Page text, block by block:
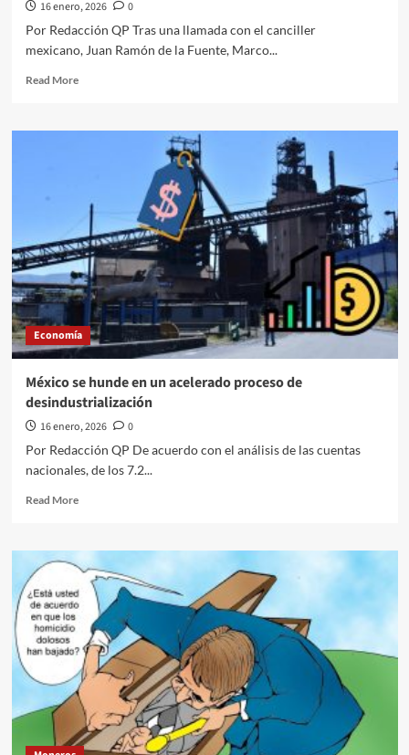
16 enero, 2026
0
Por Redacción QP Tras una llamada con el canciller
mexicano, Juan Ramón de la Fuente, Marco...
Read MoreRead
“Ellos
parte
también”:
Sheinbaum
responde
a
la
exigencia
de
EU
resultados
concretos
y
contra
el
Economía
México se hunde en un acelerado proceso de
desindustrialización
16 enero, 2026
0
Por Redacción QP De acuerdo con el análisis de las cuentas
nacionales, de los 7.2...
Read MoreRead
México
se
hunde
en
acelerado
proceso
de
desindustrialización